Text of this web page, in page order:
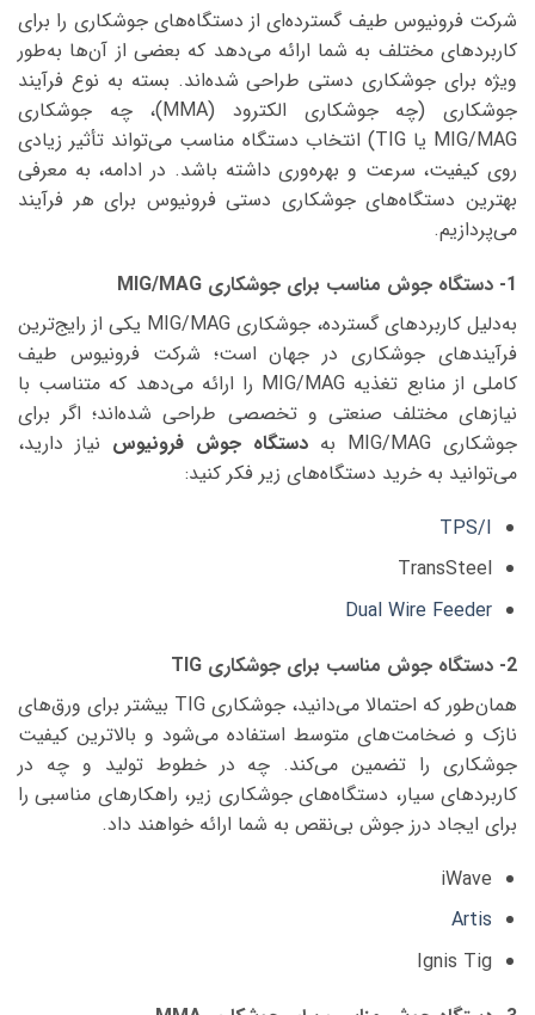
شرکت فرونیوس طیف گسترده‌ای از دستگاه‌های جوشکاری را برای
کاربردهای مختلف به شما ارائه می‌دهد که بعضی از آن‌ها به‌طور
ویژه برای جوشکاری دستی طراحی شده‌اند. بسته به نوع فرآیند
جوشکاری (چه جوشکاری الکترود (MMA)، چه جوشکاری
MIG/MAG یا TIG) انتخاب دستگاه مناسب می‌تواند تأثیر زیادی
روی کیفیت، سرعت و بهره‌وری داشته باشد. در ادامه، به معرفی
بهترین دستگاه‌های جوشکاری دستی فرونیوس برای هر فرآیند
می‌پردازیم.
1- دستگاه جوش مناسب برای جوشکاری MIG/MAG
به‌دلیل کاربردهای گسترده، جوشکاری MIG/MAG یکی از رایج‌ترین
فرآیندهای جوشکاری در جهان است‌؛ شرکت فرونیوس طیف
کاملی از منابع تغذیه MIG/MAG را ارائه می‌دهد که متناسب با
نیازهای مختلف صنعتی و تخصصی طراحی شده‌اند؛ اگر برای
جوشکاری MIG/MAG به
دستگاه جوش فرونیوس نیاز دارید،
می‌توانید به خرید دستگاه‌های زیر فکر کنید:
TPS/I
TransSteel
Dual Wire Feeder
2- دستگاه جوش مناسب برای جوشکاری TIG
همان‌طور که احتمالا می‌دانید، جوشکاری TIG بیشتر برای ورق‌های
نازک و ضخامت‌های متوسط استفاده می‌شود و بالاترین کیفیت
جوشکاری را تضمین می‌کند. چه در خطوط تولید و چه در
کاربردهای سیار، دستگاه‌های جوشکاری زیر، راهکارهای مناسبی را
برای ایجاد درز جوش بی‌نقص به شما ارائه خواهند داد.
iWave
Artis
Ignis Tig